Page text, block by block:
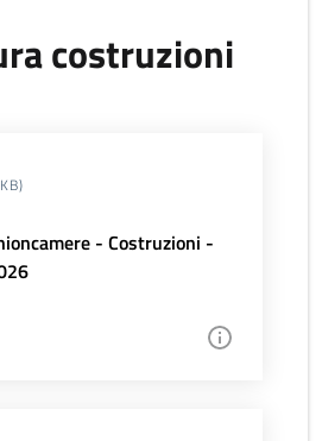
costruzioni
- Costruzioni -